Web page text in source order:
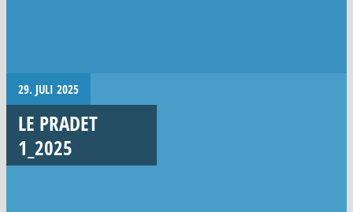
29. JULI 2025
LE PRADET
1_2025